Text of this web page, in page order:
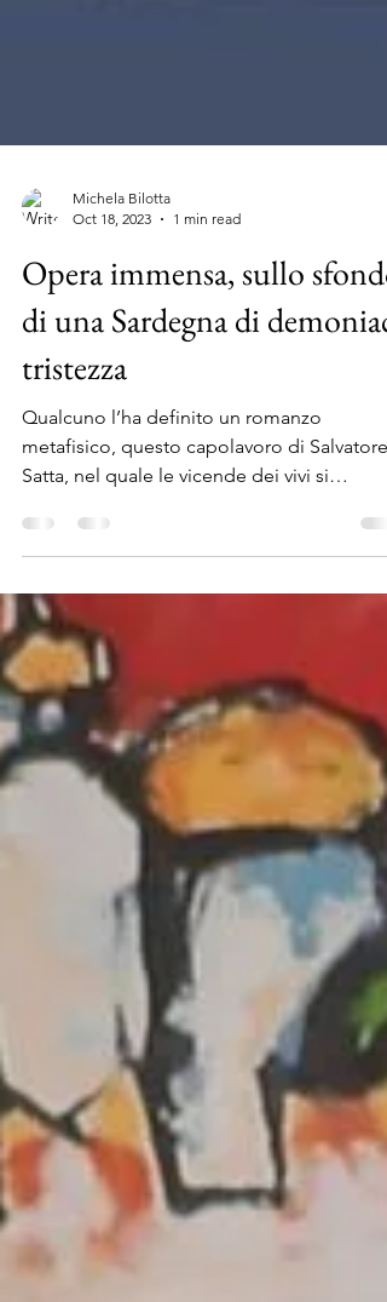
Oct 18, 2023
1 min read
Opera immensa, sullo sfondo
di una Sardegna di demoniaca
tristezza
Qualcuno l’ha definito un romanzo
Satta, nel quale le vicende dei vivi si
intrecciano...